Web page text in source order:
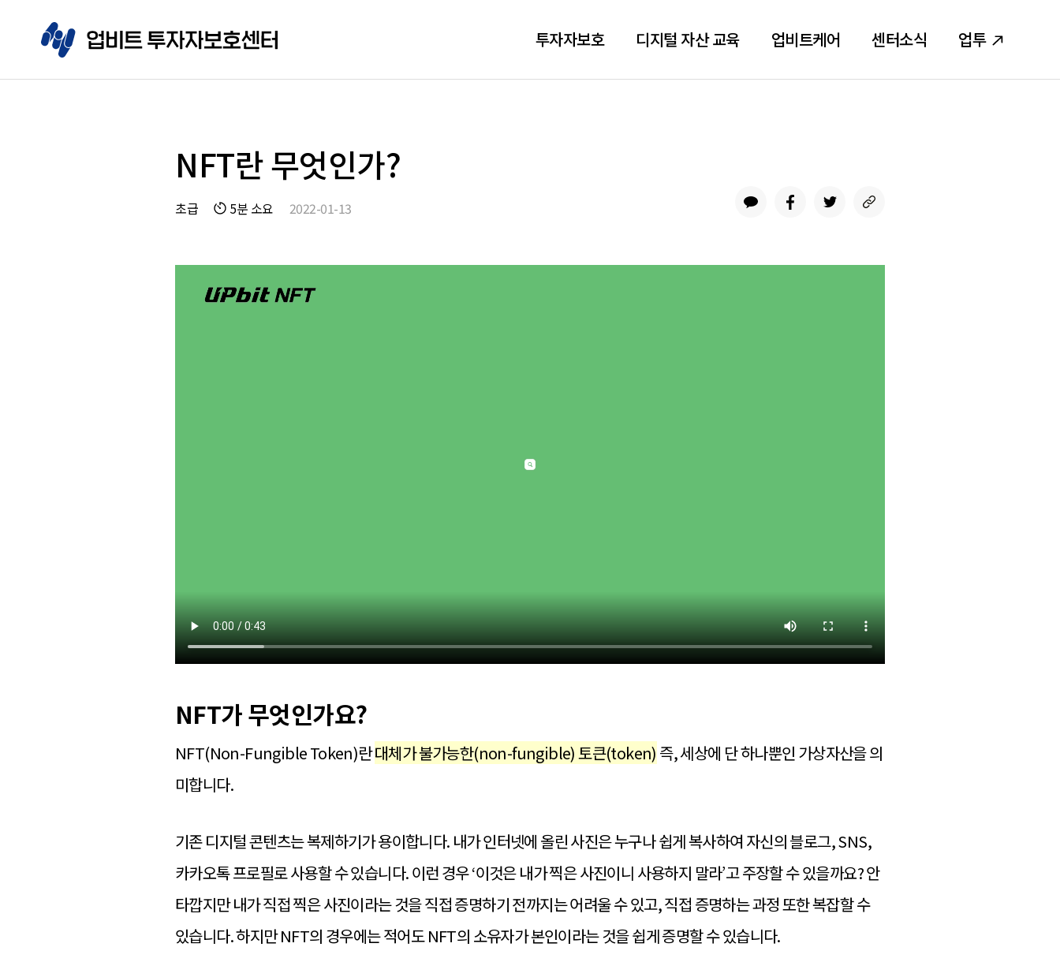
투자자보호 디지털 자산 교육 업비트케어 센터소식 업투
NFT란 무엇인가?
초급 5분 소요 2022-01-13
NFT가 무엇인가요?
NFT(Non-Fungible Token)란대체가 불가능한(non-fungible) 토큰(token) 즉, 세상에 단 하나뿐인 가상자산을 의
미합니다.
기존 디지털 콘텐츠는 복제하기가 용이합니다. 내가 인터넷에 올린 사진은 누구나 쉽게 복사하여 자신의 블로그, SNS,
카카오톡 프로필로 사용할 수 있습니다. 이런 경우 ‘이것은 내가 찍은 사진이니 사용하지 말라’고 주장할 수 있을까요? 안
타깝지만 내가 직접 찍은 사진이라는 것을 직접 증명하기 전까지는 어려울 수 있고, 직접 증명하는 과정 또한 복잡할 수
있습니다. 하지만 NFT의 경우에는 적어도 NFT의 소유자가 본인이라는 것을 쉽게 증명할 수 있습니다.